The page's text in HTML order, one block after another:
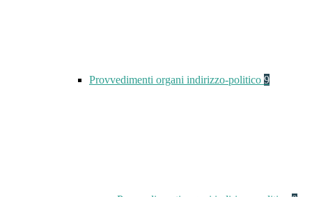
Provvedimenti organi indirizzo-politico 9